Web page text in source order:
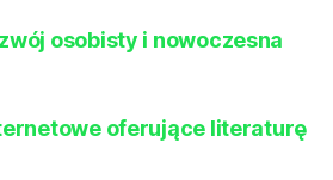
osobisty i nowoczesna
oferujące literaturę